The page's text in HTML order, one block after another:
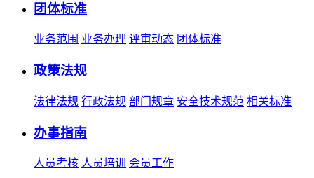
团体标准
业务范围 业务办理 评审动态 团体标准
政策法规
法律法规 行政法规 部门规章 安全技术规范 相关标准
办事指南
人员考核 人员培训 会员工作